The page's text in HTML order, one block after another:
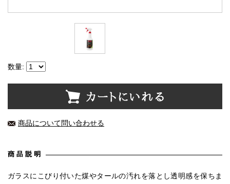
数量:
商品について問い合わせる
ガラスにこびり付いた煤やタールの汚れを落とし透明感を保ちま